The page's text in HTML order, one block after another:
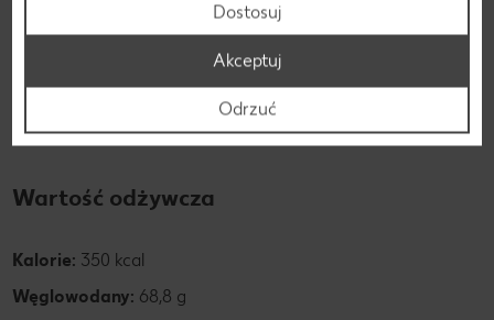
korzystnie na wytwarzanie krwi, a także wzmacnia skórę,
włosy i paznokcie. Proso jest idealnym produktem dla
wegetarian, wegan i diabetyków. Jest również lekkostrawne
i, co ważne, naturalnie bezglutenowe. Ze względu na
bogactwo składników odżywczych dodaje się je do kaszek
dla niemowląt.
Wartość odżywcza
Kalorie: 350 kcal
Węglowodany: 68,8 g
Dostosuj
Odrzuć
Akceptuj